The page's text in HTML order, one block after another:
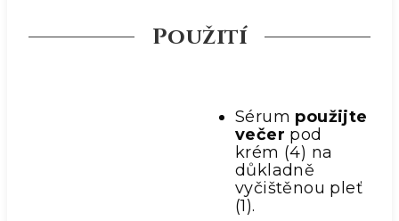
Použití
Sérum použijte
večer pod
krém (4) na
důkladně
vyčištěnou pleť
(1).